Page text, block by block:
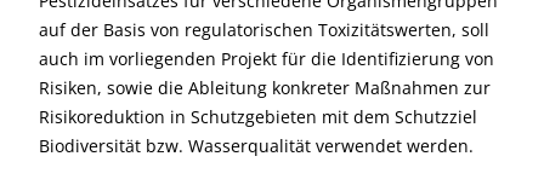
auf der Basis von regulatorischen Toxizitätswerten, soll
auch im vorliegenden Projekt für die Identifizierung von
Risiken, sowie die Ableitung konkreter Maßnahmen zur
Risikoreduktion in Schutzgebieten mit dem Schutzziel
Biodiversität bzw. Wasserqualität verwendet werden.